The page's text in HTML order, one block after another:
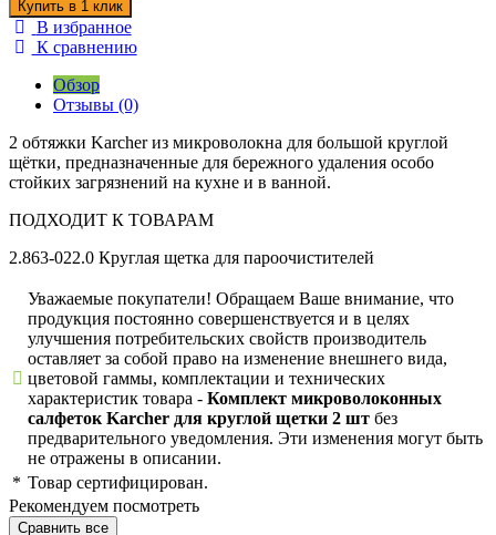
В избранное
К сравнению
Обзор
Отзывы (0)
2 обтяжки Karcher из микроволокна для большой круглой
щётки, предназначенные для бережного удаления особо
стойких загрязнений на кухне и в ванной.
ПОДХОДИТ К ТОВАРАМ
2.863-022.0 Круглая щетка для пароочистителей
Уважаемые покупатели! Обращаем Ваше внимание, что
продукция постоянно совершенствуется и в целях
улучшения потребительских свойств производитель
оставляет за собой право на изменение внешнего вида,
цветовой гаммы, комплектации и технических
характеристик товара - Комплект микроволоконных
салфеток Karcher для круглой щетки 2 шт без
предварительного уведомления. Эти изменения могут быть
не отражены в описании.
* Товар сертифицирован.
Рекомендуем посмотреть